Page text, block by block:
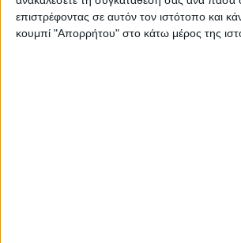
επιστρέφοντας σε αυτόν τον ιστότοπο και
κουμπί "Απορρήτου" στο κάτω μέρος της
περιοχές. Μέχρι στιγμής, πάντως, όλες οι
συγκεκριμένες φάρμες, δείχνουν πιο
τουλάχιστον, πιο ήρεμες. Αν θα κάνουν